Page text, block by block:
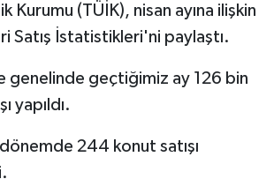
Kurumu (TÜİK), nisan ayına ilişkin
Satış İstatistikleri'ni paylaştı.
genelinde geçtiğimiz ay 126 bin
yapıldı.
244 konut satışı